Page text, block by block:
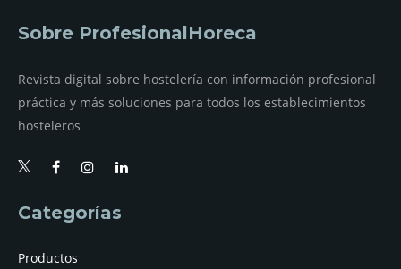
Sobre ProfesionalHoreca
Revista digital sobre hostelería con información profesional
práctica y más soluciones para todos los establecimientos
hosteleros
Categorías
Productos